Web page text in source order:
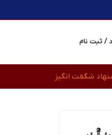
/ ثبت نام
شگفت انگیز